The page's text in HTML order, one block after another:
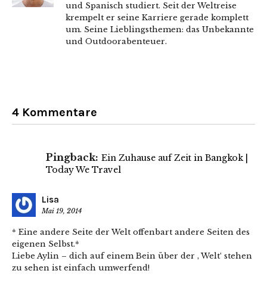
und Spanisch studiert. Seit der Weltreise
krempelt er seine Karriere gerade komplett
um. Seine Lieblingsthemen: das Unbekannte
und Outdoorabenteuer.
4 Kommentare
Pingback: Ein Zuhause auf Zeit in Bangkok |
Today We Travel
Lisa
Mai 19, 2014
* Eine andere Seite der Welt offenbart andere Seiten des
eigenen Selbst.*
Liebe Aylin – dich auf einem Bein über der ‚ Welt‘ stehen
zu sehen ist einfach umwerfend!